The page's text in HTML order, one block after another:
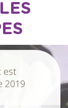
est
2019